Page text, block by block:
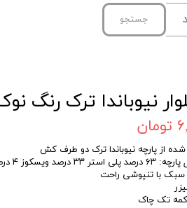
خروج
نیوباندا ترک رنگ
شده از پارچه نیوباندا ترک دو طرف کش
۳۳ درصد ویسکوز ۴ درصد لاکرا
سبک با تنپوشی راحت
تک چاک
جستجو